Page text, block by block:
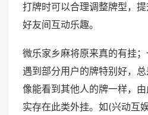
打牌时可以合理调整牌型，
好友间互动乐趣。
微乐家乡麻将原来真的有挂
遇到部分用户的牌特别好，
像能看到其他人的牌一样，
实存在此类外挂。如(兴动互